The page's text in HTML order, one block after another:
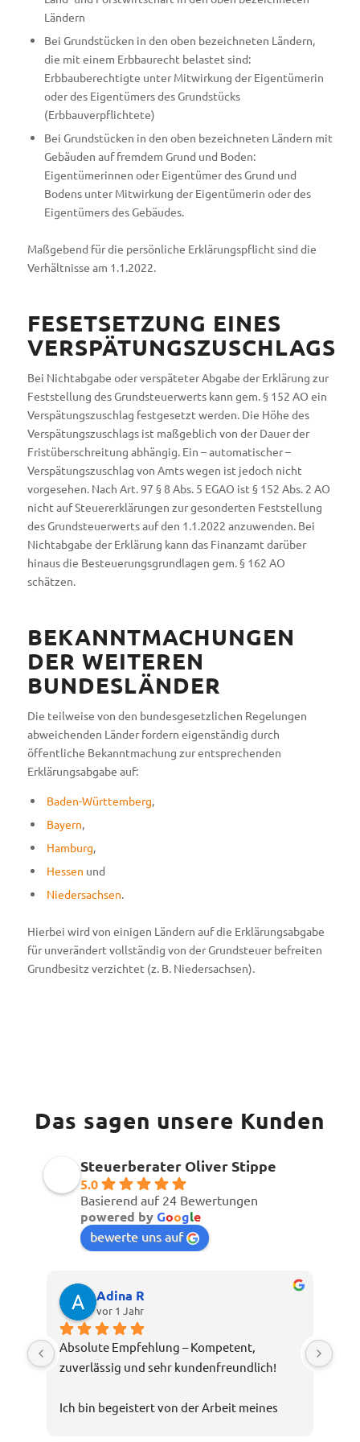
Ländern
Bei Grundstücken in den oben bezeichneten Ländern,
die mit einem Erbbaurecht belastet sind:
Erbbauberechtigte unter Mitwirkung der Eigentümerin
oder des Eigentümers des Grundstücks
(Erbbauverpflichtete)
Bei Grundstücken in den oben bezeichneten Ländern mit
Gebäuden auf fremdem Grund und Boden:
Eigentümerinnen oder Eigentümer des Grund und
Bodens unter Mitwirkung der Eigentümerin oder des
Eigentümers des Gebäudes.
Maßgebend für die persönliche Erklärungspflicht sind die
Verhältnisse am 1.1.2022.
FESETSETZUNG EINES
VERSPÄTUNGSZUSCHLAGS
Bei Nichtabgabe oder verspäteter Abgabe der Erklärung zur
Feststellung des Grundsteuerwerts kann gem. § 152 AO ein
Verspätungszuschlag festgesetzt werden. Die Höhe des
Verspätungszuschlags ist maßgeblich von der Dauer der
Fristüberschreitung abhängig. Ein – automatischer –
Verspätungszuschlag von Amts wegen ist jedoch nicht
vorgesehen. Nach Art. 97 § 8 Abs. 5 EGAO ist § 152 Abs. 2 AO
nicht auf Steuererklärungen zur gesonderten Feststellung
des Grundsteuerwerts auf den 1.1.2022 anzuwenden. Bei
Nichtabgabe der Erklärung kann das Finanzamt darüber
hinaus die Besteuerungsgrundlagen gem. § 162 AO
schätzen.
BEKANNTMACHUNGEN
DER WEITEREN
BUNDESLÄNDER
Die teilweise von den bundesgesetzlichen Regelungen
abweichenden Länder fordern eigenständig durch
öffentliche Bekanntmachung zur entsprechenden
Erklärungsabgabe auf:
Baden-Württemberg,
Bayern,
Hamburg,
Hessen und
Niedersachsen.
Hierbei wird von einigen Ländern auf die Erklärungsabgabe
für unverändert vollständig von der Grundsteuer befreiten
Grundbesitz verzichtet (z. B. Niedersachsen).
Das sagen unsere Kunden
Steuerberater Oliver Stippe
5.0
Basierend auf 24 Bewertungen
powered byGoogle
bewerte uns auf
Adina R
vor 1 Jahr
Absolute Empfehlung – Kompetent,
zuverlässig und sehr kundenfreundlich!
Ich bin begeistert von der Arbeit meines